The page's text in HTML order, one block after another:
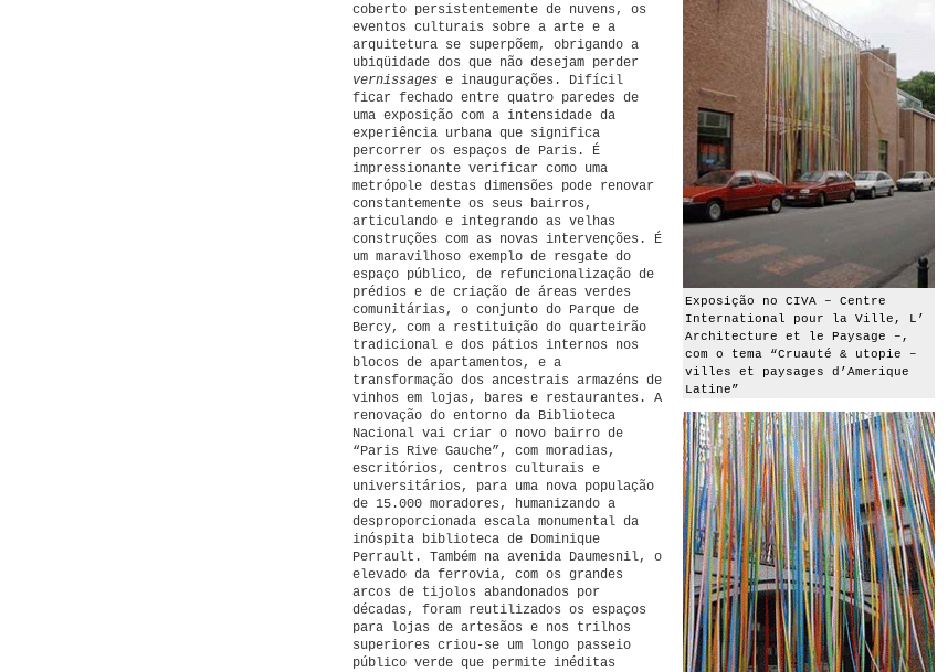
coberto persistentemente de nuvens, os
eventos culturais sobre a arte e a
arquitetura se superpõem, obrigando a
ubiqüidade dos que não desejam perder
vernissages e inaugurações. Difícil
ficar fechado entre quatro paredes de
uma exposição com a intensidade da
experiência urbana que significa
percorrer os espaços de Paris. É
impressionante verificar como uma
metrópole destas dimensões pode renovar
constantemente os seus bairros,
articulando e integrando as velhas
construções com as novas intervenções. É
um maravilhoso exemplo de resgate do
espaço público, de refuncionalização de
prédios e de criação de áreas verdes
comunitárias, o conjunto do Parque de
Bercy, com a restituição do quarteirão
tradicional e dos pátios internos nos
blocos de apartamentos, e a
transformação dos ancestrais armazéns de
vinhos em lojas, bares e restaurantes. A
renovação do entorno da Biblioteca
Nacional vai criar o novo bairro de
“Paris Rive Gauche”, com moradias,
escritórios, centros culturais e
universitários, para uma nova população
de 15.000 moradores, humanizando a
desproporcionada escala monumental da
inóspita biblioteca de Dominique
Perrault. Também na avenida Daumesnil, o
elevado da ferrovia, com os grandes
arcos de tijolos abandonados por
décadas, foram reutilizados os espaços
para lojas de artesãos e nos trilhos
superiores criou-se um longo passeio
público verde que permite inéditas
Exposição no CIVA – Centre
International pour la Ville, L’
Architecture et le Paysage –,
com o tema “Cruauté & utopie –
villes et paysages d’Amerique
Latine”